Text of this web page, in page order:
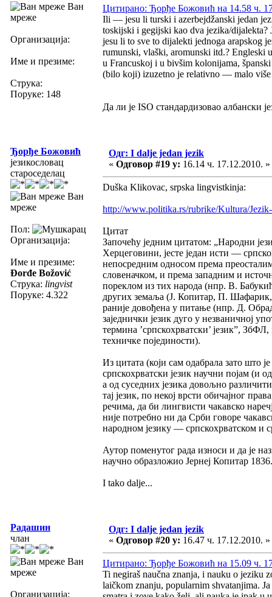
Ван
мреже
Организација:
Име и презиме:
Струка:
Поруке: 148
Цитирано: Ђорђе Божовић на 14.58 ч.
Ili — jesu li turski i azerbejdžanski jedan
toskijski i gegijski kao dva jezika/
jesu li to sve to dijalekti jednoga arapskog
rumunski, vlaški, aromunski itd.? Engleski
u Francuskoj i u bivšim kolonijama,
(bilo koji) izuzetno je relativno — malo više
Да ли је ISO стандардизовао албански
Ђорђе Божовић
језикословац
староседелац
Ван
мреже
Пол:
Организација:
Име и презиме:
Đorđe Božović
Струка: lingvist
Поруке: 4.322
Одг: I dalje jedan jezik
« Одговор #19 у: 16.14 ч. 17.12.2010. »
Duška Klikovac, srpska lingvistkinja:
http://www.politika.rs/rubrike/Kultura/
Цитат
Започећу једним цитатом: „Народни
Херцеговини, јесте један исти —
непосредним односом према
словеначком, и према западним и
пореклом из тих народа (нпр. В.
других земаља (Ј. Копитар, П.
раније довођена у питање (нпр. Д.
заједнички језик дуго у незваничној
термина ’српскохрватски’ језик”,
техничке појединости).
Из цитата (који сам одабрала зато што
српскохрватски језик научни појам (и
а од суседних језика довољно
тај језик, по некој врсти обичајног
речима, да би лингвисти чакавско
није потребно ни да Срби говоре
народном језику — српскохрватском и
Аутор поменутог рада износи и да је
научно образложио Јернеј Копитар
I tako dalje...
Радашин
члан
Ван
мреже
Организација:
Одг: I dalje jedan jezik
« Одговор #20 у: 16.47 ч. 17.12.2010. »
Цитирано: Ђорђе Божовић на 15.09 ч.
Ti negiraš naučna znanja, i nauku o jeziku
laičkom znanju, popularnim shvatanjima.